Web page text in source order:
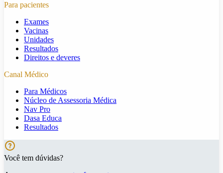
Para pacientes
Exames
Vacinas
Unidades
Resultados
Direitos e deveres
Canal Médico
Para Médicos
Núcleo de Assessoria Médica
Nav Pro
Dasa Educa
Resultados
Você tem dúvidas?